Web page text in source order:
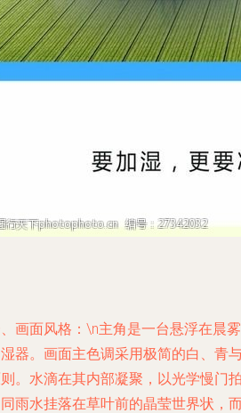
画面风格：\n主角是一台悬浮在晨
器。画面主色调采用极简的白、青
。水滴在其内部凝聚，以光学慢门
雨水挂落在草叶前的晶莹世界状，